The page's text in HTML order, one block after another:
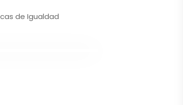
de Igualdad